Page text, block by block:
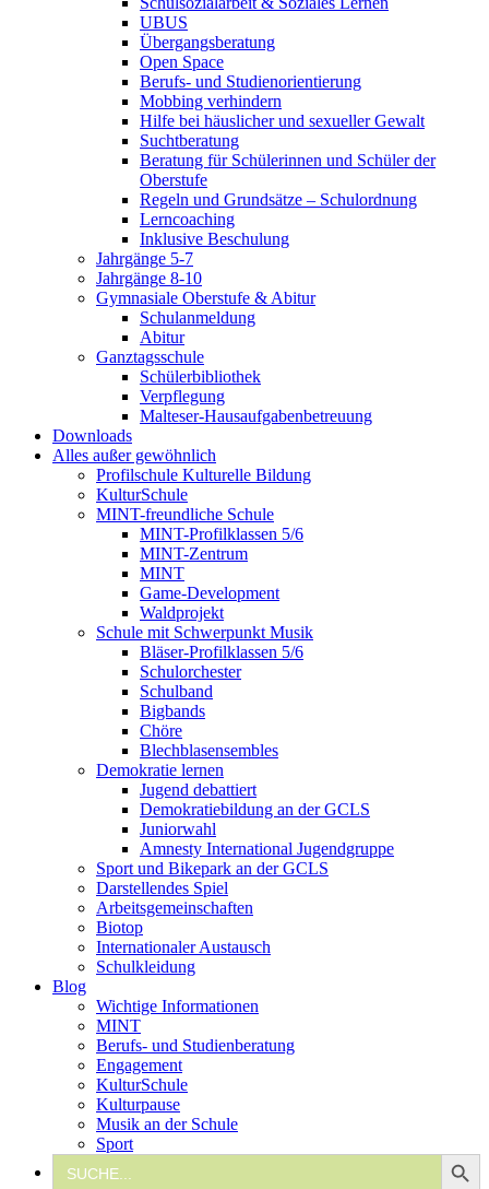
UBUS
Übergangsberatung
Open Space
Berufs- und Studienorientierung
Mobbing verhindern
Hilfe bei häuslicher und sexueller Gewalt
Suchtberatung
Beratung für Schülerinnen und Schüler der
Oberstufe
Regeln und Grundsätze – Schulordnung
Lerncoaching
Inklusive Beschulung
Jahrgänge 5-7
Jahrgänge 8-10
Gymnasiale Oberstufe & Abitur
Schulanmeldung
Abitur
Ganztagsschule
Schülerbibliothek
Verpflegung
Malteser-Hausaufgabenbetreuung
Downloads
Alles außer gewöhnlich
Profilschule Kulturelle Bildung
KulturSchule
MINT-freundliche Schule
MINT-Profilklassen 5/6
MINT-Zentrum
MINT
Game-Development
Waldprojekt
Schule mit Schwerpunkt Musik
Bläser-Profilklassen 5/6
Schulorchester
Schulband
Bigbands
Chöre
Blechblasensembles
Demokratie lernen
Jugend debattiert
Demokratiebildung an der GCLS
Juniorwahl
Amnesty International Jugendgruppe
Sport und Bikepark an der GCLS
Darstellendes Spiel
Arbeitsgemeinschaften
Biotop
Internationaler Austausch
Schulkleidung
Blog
Wichtige Informationen
MINT
Berufs- und Studienberatung
Engagement
KulturSchule
Kulturpause
Musik an der Schule
Sport
Search
for:
Search Button